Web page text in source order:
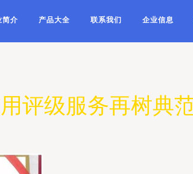
简介 产品大全 联系我们 企业信息
评级服务再树典